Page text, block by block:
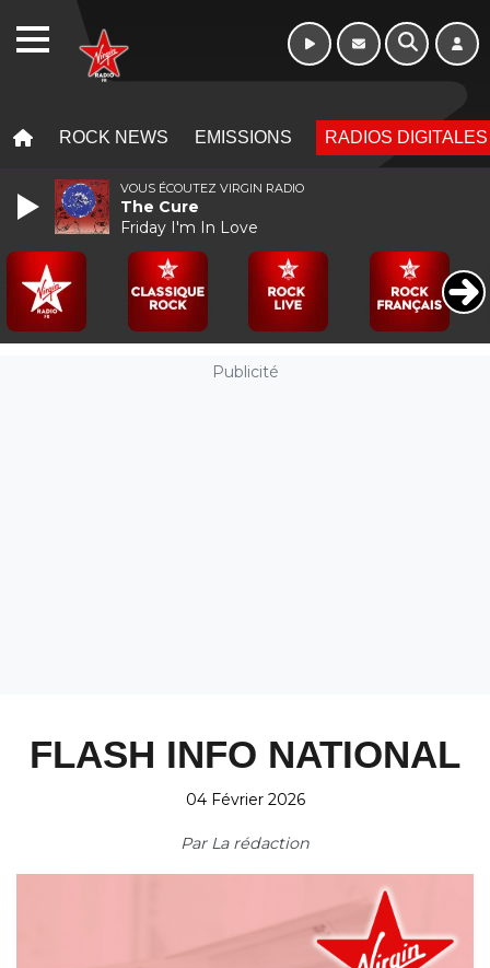
ROCK NEWS EMISSIONS RADIOS DIGITALES
Publicité
FLASH INFO NATIONAL
04 Février 2026
Par La rédaction
VOUS ÉCOUTEZ VIRGIN RADIO
The Cure
Friday I'm In Love
WEBRADIO